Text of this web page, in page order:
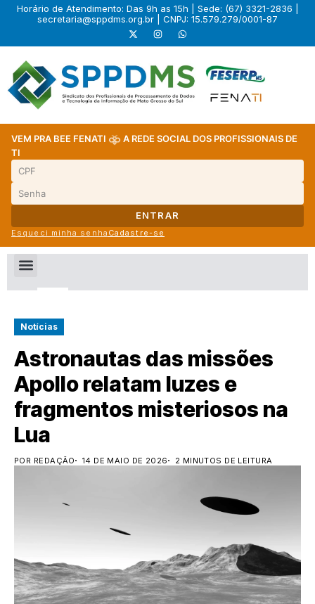
Horário de Atendimento: Das 9h as 15h | Sede: (67) 3321-2836 |
secretaria@sppdms.org.br | CNPJ: 15.579.279/0001-87
VEM PRA BEE FENATI
A REDE SOCIAL DOS PROFISSIONAIS DE
TI
ENTRAR
Esqueci minha senha Cadastre-se
Notícias
Astronautas das missões
Apollo relatam luzes e
fragmentos misteriosos na
Lua
POR REDAÇÃO 14 DE MAIO DE 2026 2 MINUTOS DE LEITURA